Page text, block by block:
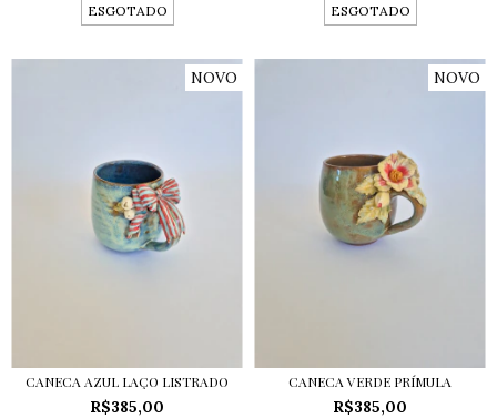
ESGOTADO ESGOTADO
NOVO
CANECA AZUL LAÇO LISTRADO
R$385,00
NOVO
CANECA VERDE PRÍMULA
R$385,00